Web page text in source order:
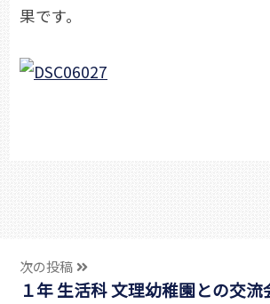
果です。
次の投稿
１年 生活科 文理幼稚園との交